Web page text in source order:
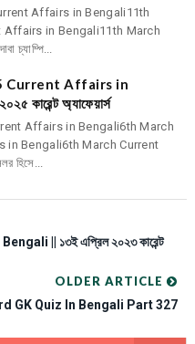
Affairs in Bengali11th
Affairs in Bengali11th March
চ্যাম্পি...
Current Affairs in
কারেন্ট অ্যাফেয়ার্স
Affairs in Bengali6th March
in Bengali6th March Current
হিসে...
|| ১৩ই এপ্রিল ২০২৩ কারেন্ট
OLDER ARTICLE
GK Quiz In Bengali Part 327